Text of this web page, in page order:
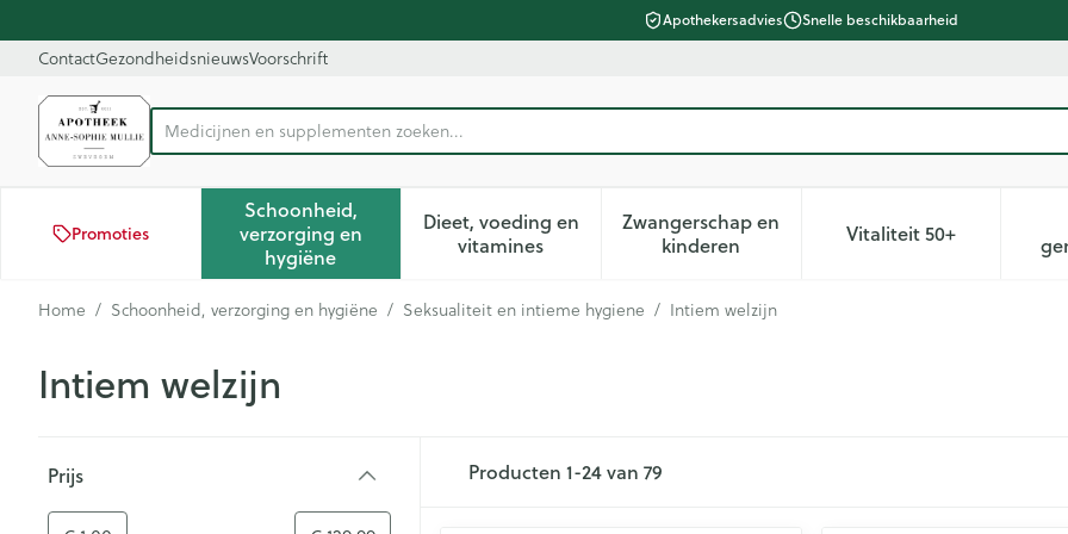
Apothekersadvies Snelle beschikbaarheid
ContactGezondheidsnieuwsVoorschrift
Product, merk, categorie...
Medici
Promoties
Schoonheid,
verzorging en
hygiëneToon submenu voor Schoonheid, verzorging en hygiëne categorie
Dieet, voeding en
vitaminesToon submenu voor Dieet, voeding en vitamines categorie
Zwangerschap en
kinderenToon submenu voor Zwangerschap en
Vitaliteit 50+Toon submenu
Home / Schoonheid, verzorging en hygiëne / Seksualiteit en intieme hygiene / Intiem welzijn
Intiem welzijn
Prijs
Producten 1-24van 79